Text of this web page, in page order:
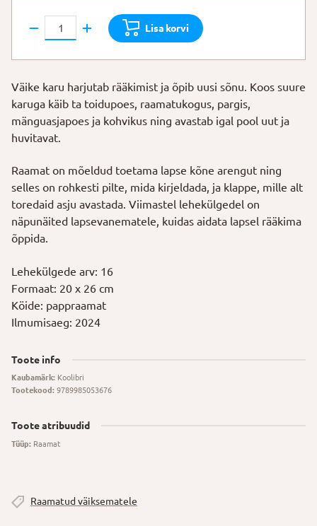
Raamat
"Tegus
päev"
Lisa korvi
Väike karu harjutab rääkimist ja õpib uusi sõnu. Koos suure
karuga käib ta toidupoes, raamatukogus, pargis,
mänguasjapoes ja kohvikus ning avastab igal pool uut ja
huvitavat.
Raamat on mõeldud toetama lapse kõne arengut ning
selles on rohkesti pilte, mida kirjeldada, ja klappe, mille alt
toredaid asju avastada. Viimastel lehekülgedel on
näpunäited lapsevanematele, kuidas aidata lapsel rääkima
õppida.
Lehekülgede arv: 16
Formaat: 20 x 26 cm
Köide: pappraamat
Ilmumisaeg: 2024
Toote info
Kaubamärk: Koolibri
Tootekood: 9789985053676
Toote atribuudid
Tüüp: Raamat
Raamatud väiksematele